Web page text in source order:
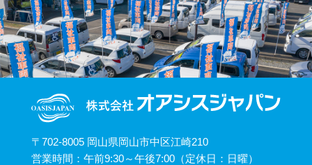
〒702-8005 岡山県岡山市中区江崎210
営業時間：午前9:30～午後7:00（定休日：日曜）